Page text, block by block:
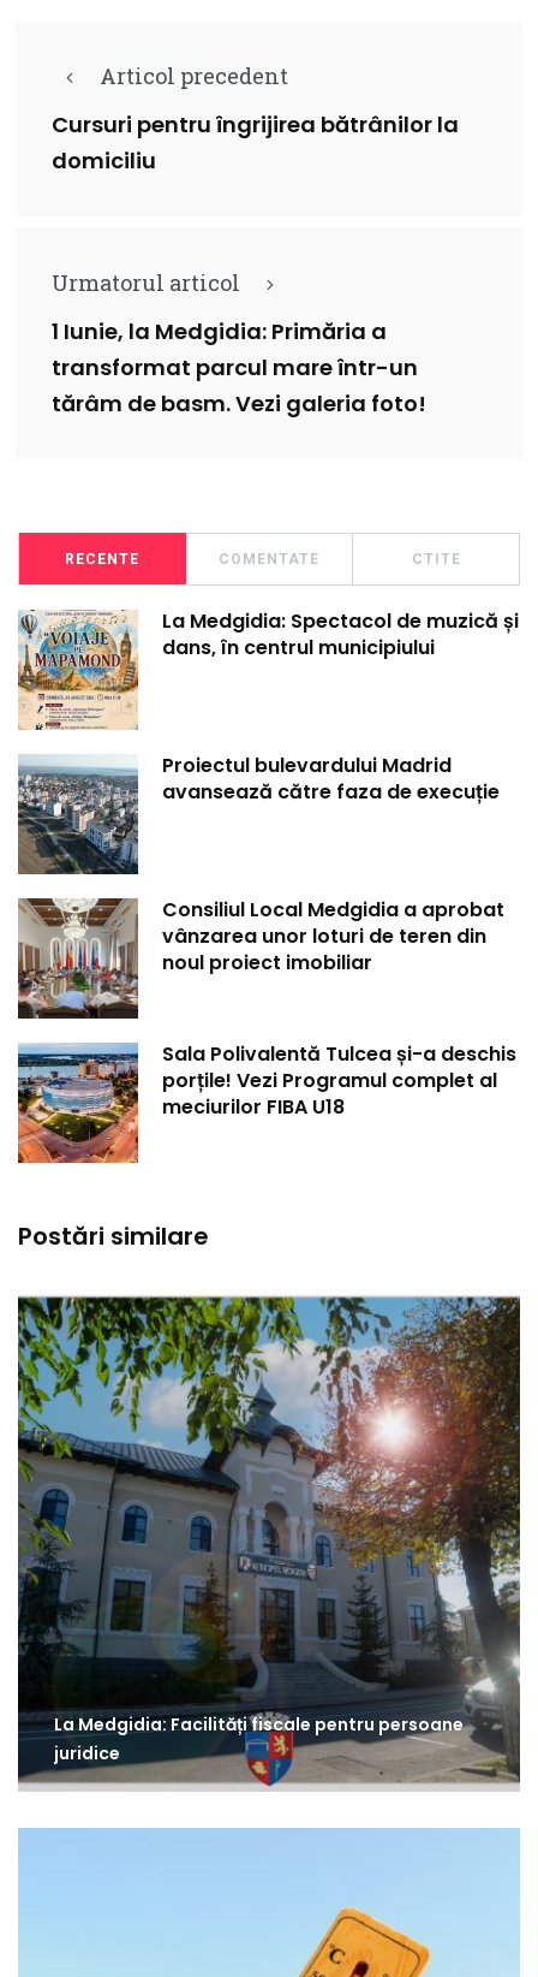
Articol precedent
Cursuri pentru îngrijirea bătrânilor la
domiciliu
Urmatorul articol
1 Iunie, la Medgidia: Primăria a
transformat parcul mare într-un
tărâm de basm. Vezi galeria foto!
RECENTE COMENTATE CTITE
La Medgidia: Spectacol de muzică și
dans, în centrul municipiului
Proiectul bulevardului Madrid
avansează către faza de execuție
Consiliul Local Medgidia a aprobat
vânzarea unor loturi de teren din
noul proiect imobiliar
Sala Polivalentă Tulcea și-a deschis
porțile! Vezi Programul complet al
meciurilor FIBA U18
Postări similare
La Medgidia: Facilități fiscale pentru persoane
juridice